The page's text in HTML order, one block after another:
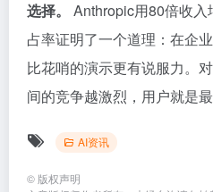
选择。
Anthropic用80倍收
占率证明了一个道理：在企
比花哨的演示更有说服力。
间的竞争越激烈，用户就是最
AI资讯
© 版权声明